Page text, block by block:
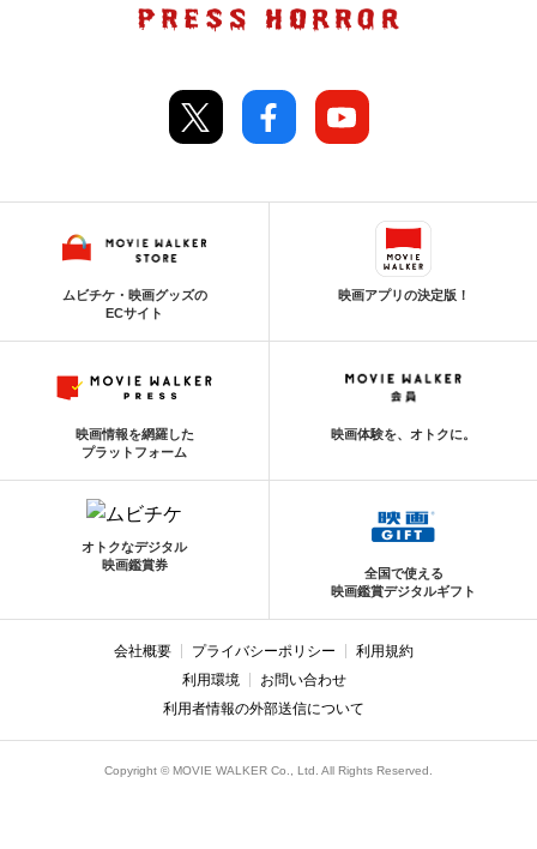
ムビチケ・映画グッズの
ECサイト
映画アプリの決定版！
映画情報を網羅した
プラットフォーム
映画体験を、オトクに。
オトクなデジタル
映画鑑賞券
全国で使える
映画鑑賞デジタルギフト
会社概要 プライバシーポリシー
利用規約
利用環境
お問い合わせ
利用者情報の外部送信について
Copyright © MOVIE WALKER Co., Ltd. All Rights Reserved.